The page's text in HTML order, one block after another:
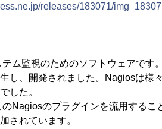
releases/183071/
テム監視のためのソフトウェアで
し、開発されました。Nagiosは
した。
のNagiosのプラグインを流用する
されています。